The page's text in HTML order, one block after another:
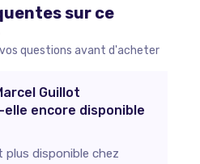
sur ce
vos questions avant d'acheter
Guillot
encore disponible
disponible chez